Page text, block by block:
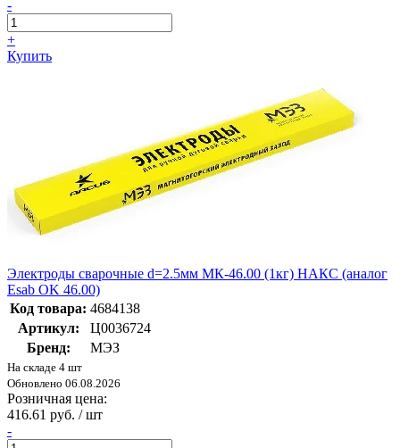
-
+
Купить
Электроды сварочные d=2.5мм МК-46.00 (1кг) НАКС (аналог
Esab OK 46.00)
Код товара: 4684138
Артикул:
Ц0036724
Бренд:
МЭЗ
На складе 4 шт
Обновлено 06.08.2026
Розничная цена:
416.61 руб. / шт
-